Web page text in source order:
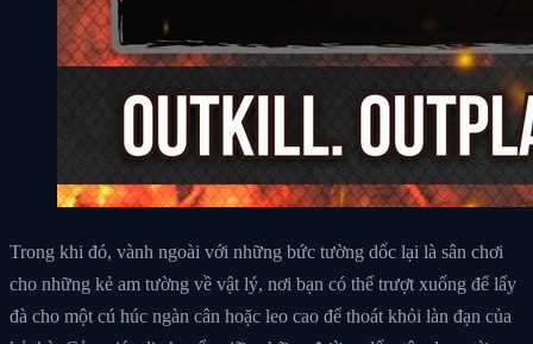
Trong khi đó, vành ngoài với những bức tường dốc lại là sân chơi
cho những kẻ am tường về vật lý, nơi bạn có thể trượt xuống để lấy
đà cho một cú húc ngàn cân hoặc leo cao để thoát khỏi làn đạn của